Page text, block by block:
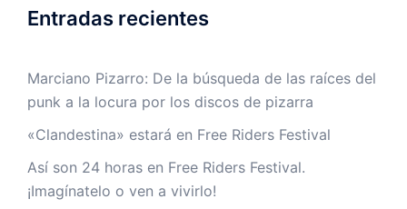
Entradas recientes
Marciano Pizarro: De la búsqueda de las raíces del
punk a la locura por los discos de pizarra
«Clandestina» estará en Free Riders Festival
Así son 24 horas en Free Riders Festival.
¡Imagínatelo o ven a vivirlo!